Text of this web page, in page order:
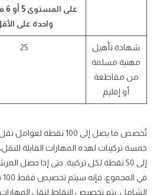
واحدة على
شهادة تأهيل
مهنية مسلمة
من مقاطعة
أو إقليم
25
تُخصص ما يصل إلى 100
خمسة تركيبات لهذه المهارات القابلة
الشامل. يتم تخصيص النقاط لنقل